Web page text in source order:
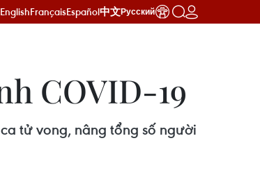
EnglishFrançaisEspañol中文Русский
COVID-19
tử vong, nâng tổng số người